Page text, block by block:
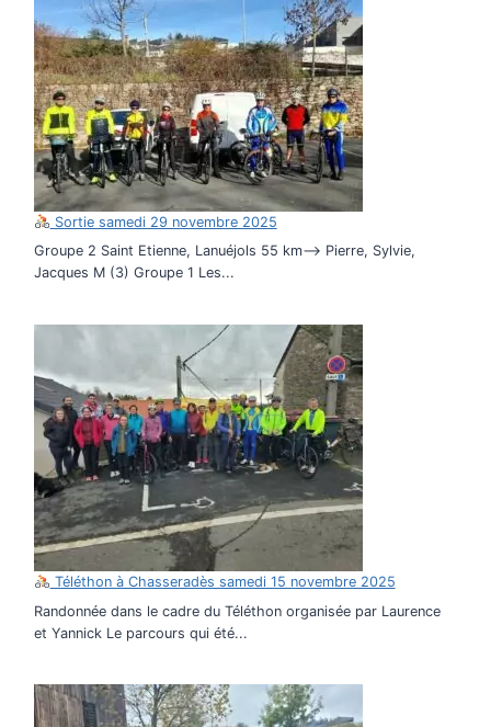
Sortie samedi 29 novembre 2025
Groupe 2 Saint Etienne, Lanuéjols 55 km–> Pierre, Sylvie,
Jacques M (3) Groupe 1 Les...
Téléthon à Chasseradès samedi 15 novembre 2025
Randonnée dans le cadre du Téléthon organisée par Laurence
et Yannick Le parcours qui été...